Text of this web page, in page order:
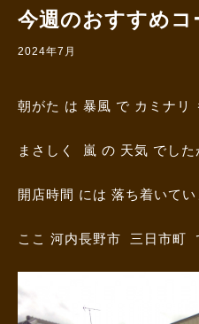
今週のおすすめ
2024年7月
朝がた は 暴風 で カミナリ
まさしく 嵐 の 天気 でした
開店時間 には 落ち着いてい
ここ 河内長野市 三日市町